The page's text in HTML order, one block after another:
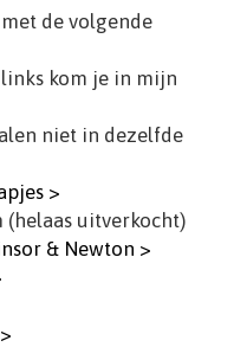
de volgende
kom je in mijn
niet in dezelfde
>
(helaas uitverkocht)
& Newton >